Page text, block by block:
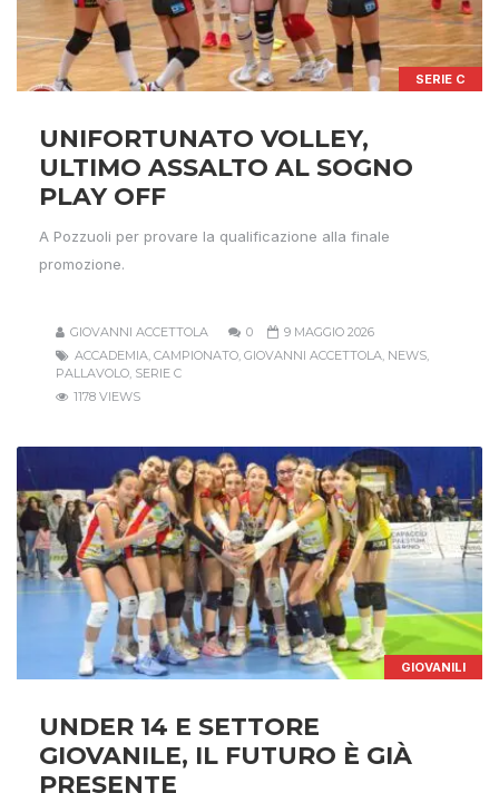
SERIE C
UNIFORTUNATO VOLLEY,
ULTIMO ASSALTO AL SOGNO
PLAY OFF
A Pozzuoli per provare la qualificazione alla finale
promozione.
GIOVANNI ACCETTOLA 0
9 MAGGIO 2026
ACCADEMIA, CAMPIONATO, GIOVANNI ACCETTOLA, NEWS,
PALLAVOLO, SERIE C
1178 VIEWS
GIOVANILI
UNDER 14 E SETTORE
GIOVANILE, IL FUTURO È GIÀ
PRESENTE